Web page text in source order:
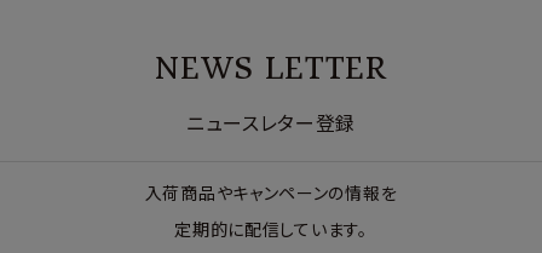
NEWS LETTER
ニュースレター登録
入荷商品やキャンペーンの情報を
定期的に配信しています。